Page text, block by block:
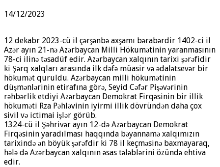
14/12/2023
12 dekabr 2023-cü il çərşənbə axşamı bərabərdir 1402-ci il
Azər ayın 21-nə Azərbaycan Milli Hökumətinin yaranmasının
78-ci ilinə təsadüf edir. Azərbaycan xalqının tarixi şərəfidir
ki Şərq xalqları arasında ilk dəfə müasir və ədalətsevər bir
hökumət quruldu. Azərbaycan milli hökumətinin
düşmənlərinin etirafına görə, Seyid Cəfər Pişəvərinin
rəhbərlik etdiyi Azərbaycan Demokrat Firqəsinin bir illik
hökuməti Rza Pəhləvinin iyirmi illik dövründən daha çox
sivil və ictimai işlər görüb.
1324-cü il Şəhrivər ayın 12-də Azərbaycan Demokrat
Firqəsinin yaradılması haqqında bəyannamə xalqımızın
tarixində ən böyük şərəfdir ki 78 il keçməsinə baxmayaraq,
hələ də Azərbaycan xalqının əsas tələblərini özündə ehtiva
edir.